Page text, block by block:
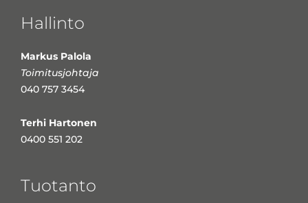
Hallinto
Markus Palola
Toimitusjohtaja
040 757 3454
Terhi Hartonen
0400 551 202
Tuotanto